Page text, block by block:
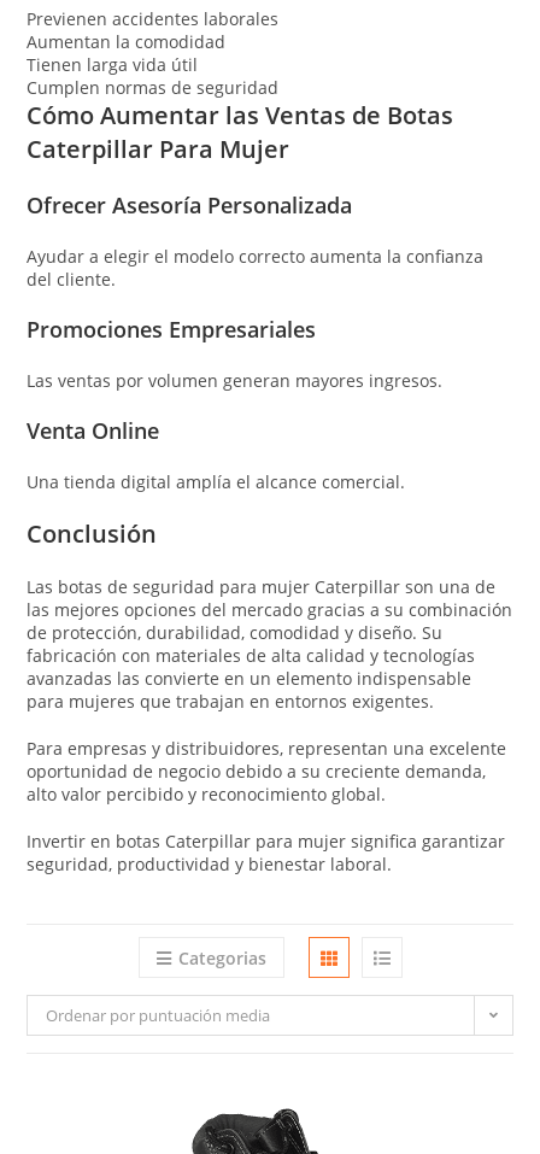
Previenen accidentes laborales
Aumentan la comodidad
Tienen larga vida útil
Cumplen normas de seguridad
Cómo Aumentar las Ventas de Botas
Caterpillar Para Mujer
Ofrecer Asesoría Personalizada
Ayudar a elegir el modelo correcto aumenta la confianza
del cliente.
Promociones Empresariales
Las ventas por volumen generan mayores ingresos.
Venta Online
Una tienda digital amplía el alcance comercial.
Conclusión
Las botas de seguridad para mujer Caterpillar son una de
las mejores opciones del mercado gracias a su combinación
de protección, durabilidad, comodidad y diseño. Su
fabricación con materiales de alta calidad y tecnologías
avanzadas las convierte en un elemento indispensable
para mujeres que trabajan en entornos exigentes.
Para empresas y distribuidores, representan una excelente
oportunidad de negocio debido a su creciente demanda,
alto valor percibido y reconocimiento global.
Invertir en botas Caterpillar para mujer significa garantizar
seguridad, productividad y bienestar laboral.
Categorias
Ordenar por puntuación media